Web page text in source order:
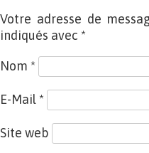
Votre adresse de
indiqués avec *
Nom *
E-Mail *
Site web